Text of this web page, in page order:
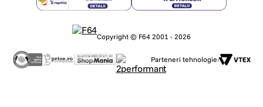
Copyright © F64 2001 - 2026
Parteneri tehnologie: